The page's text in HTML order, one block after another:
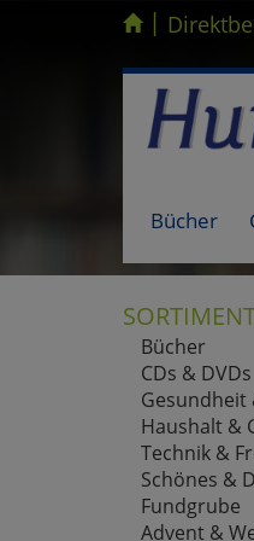
Kompletten Head der Seite
|
Bücher
Bücher
CDs & DVDs
Gesundheit
Haushalt &
Technik &
Schönes &
Fundgrube
Advent &